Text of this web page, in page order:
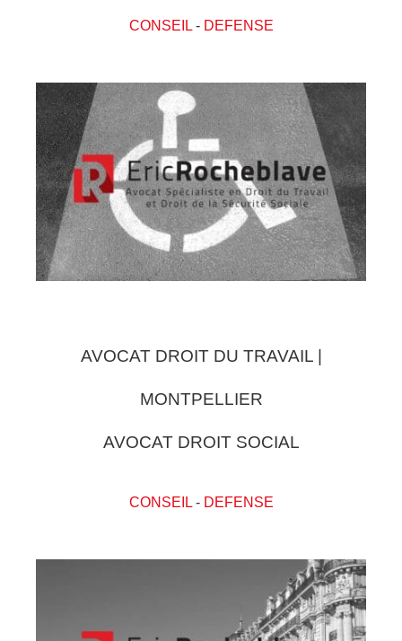
CONSEIL- DEFENSE
AVOCAT DROIT DU TRAVAIL |
MONTPELLIER
AVOCAT DROIT SOCIAL
CONSEIL- DEFENSE